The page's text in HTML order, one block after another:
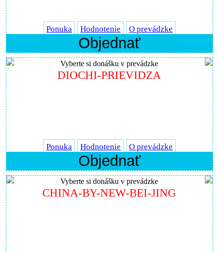
Ponuka Hodnotenie O prevádzke
Objednať
Vyberte si donášku v prevádzke
DIOCHI-PRIEVIDZA
Ponuka Hodnotenie O prevádzke
Objednať
Vyberte si donášku v prevádzke
CHINA-BY-NEW-BEI-JING